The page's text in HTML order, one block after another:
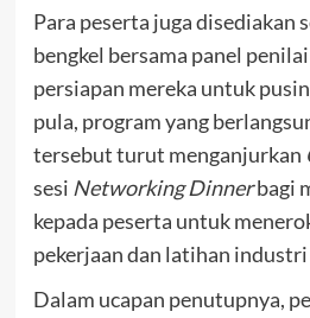
Para peserta juga disediakan
bengkel bersama panel
persiapan mereka untuk
pula, program yang
tersebut turut menganjurkan
sesi Networking Dinnerbagi
kepada peserta untuk
pekerjaan dan latihan industri
Dalam ucapan penutupnya,